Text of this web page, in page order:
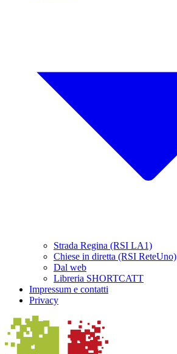
Strada Regina (RSI LA1)
Chiese in diretta (RSI ReteUno)
Dal web
Libreria SHORTCATT
Impressum e contatti
Privacy